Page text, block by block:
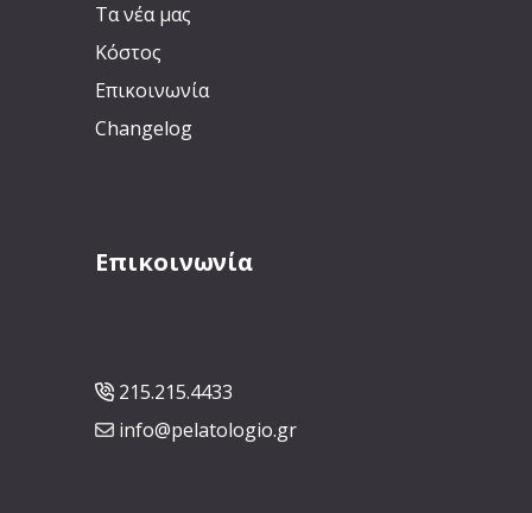
Τα νέα μας
Κόστος
Επικοινωνία
Changelog
Επικοινωνία
215.215.4433
info@pelatologio.gr